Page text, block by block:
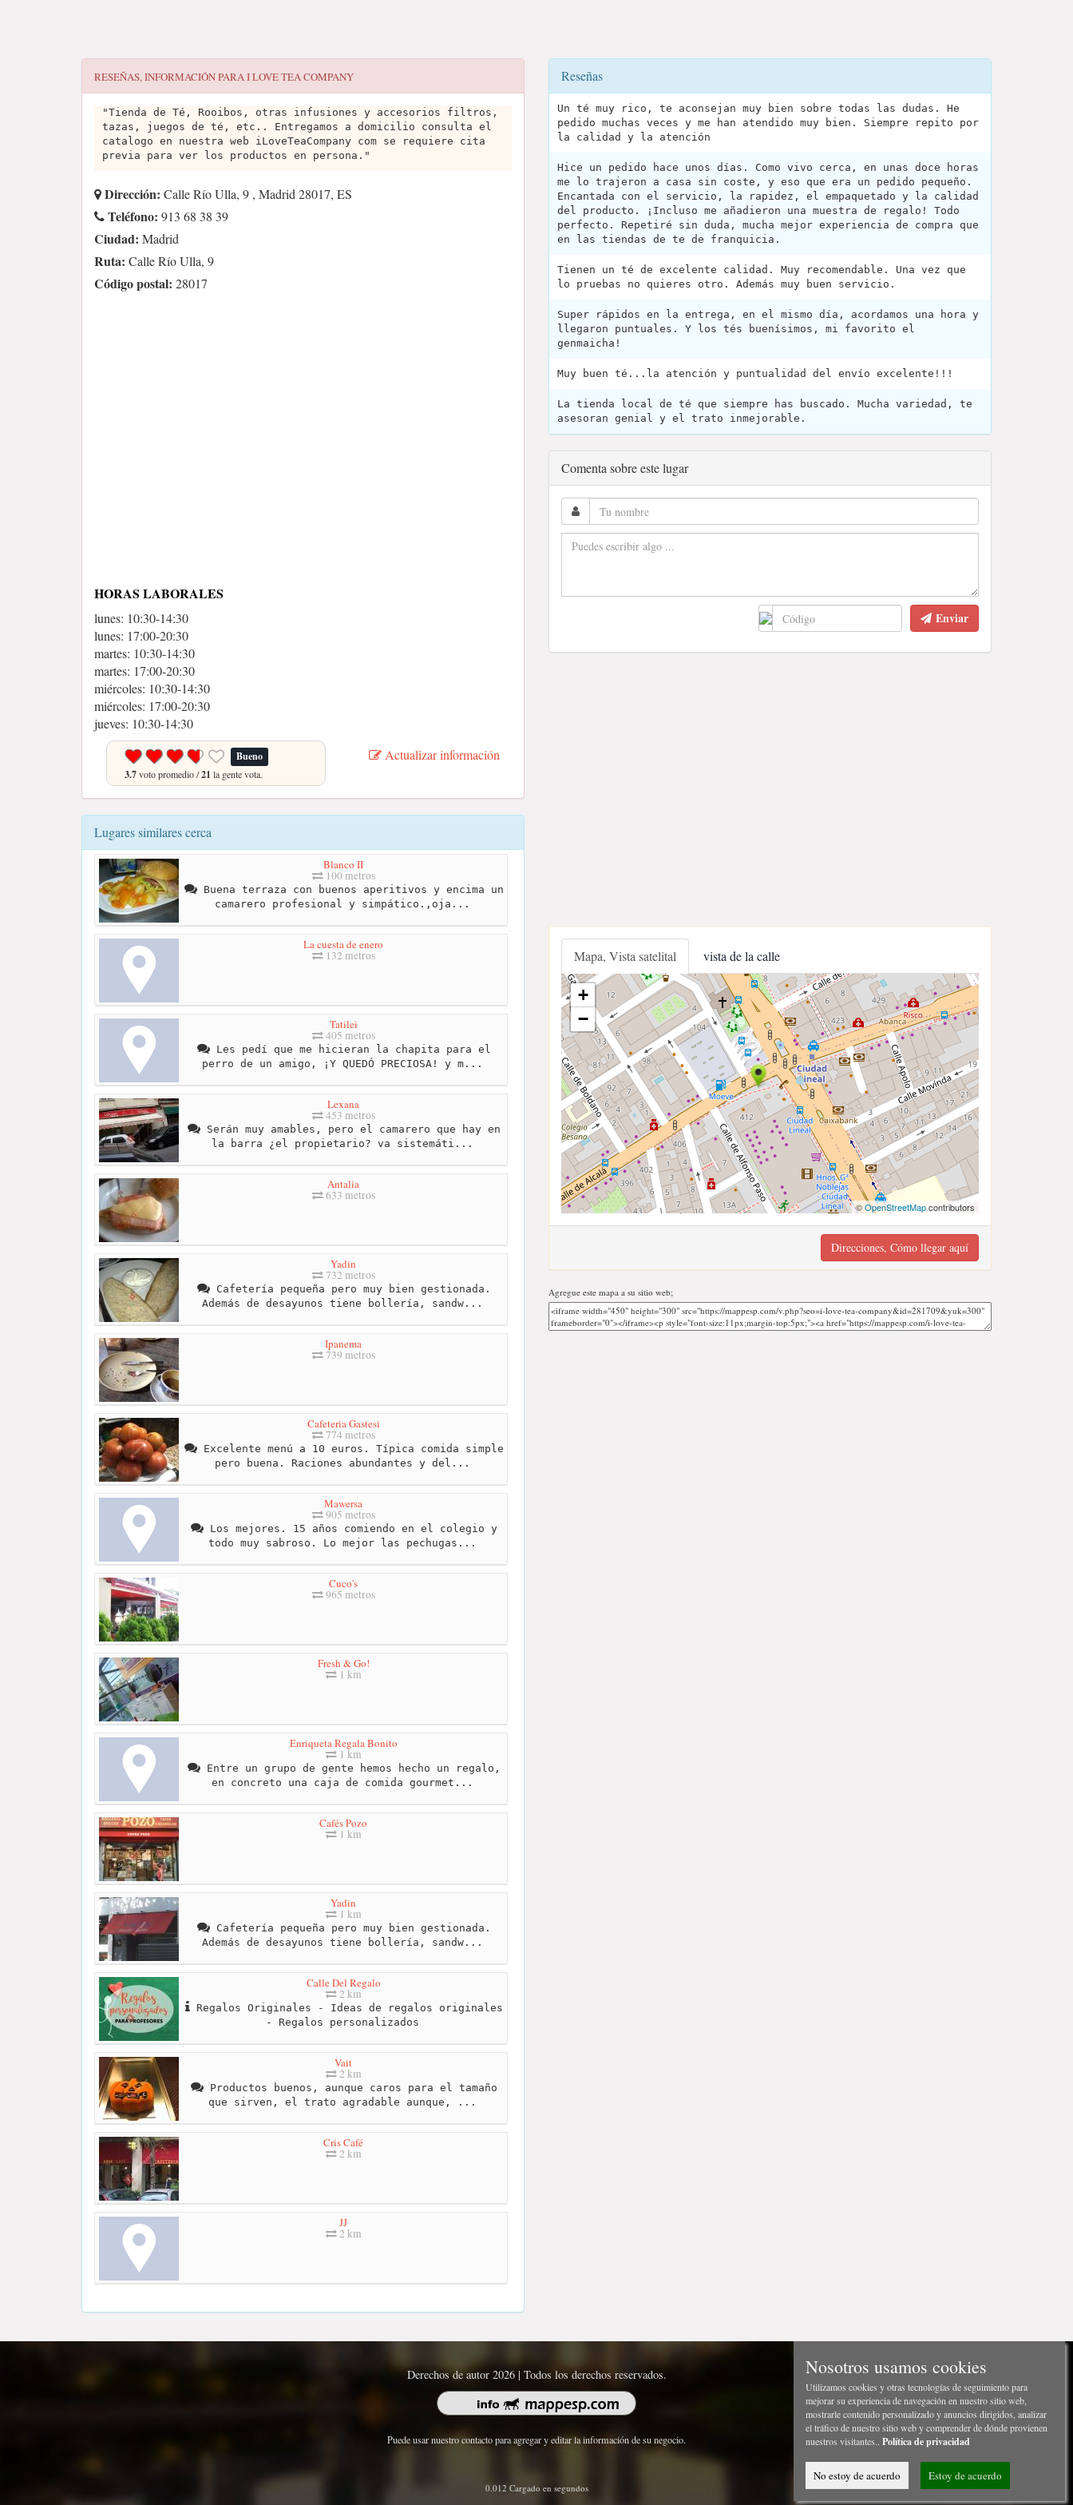
RESEÑAS, INFORMACIÓN PARAI LOVE TEA COMPANY
"Tienda de Té, Rooibos, otras infusiones y accesorios filtros,
tazas, juegos de té, etc.. Entregamos a domicilio consulta el
catalogo en nuestra web iLoveTeaCompany com se requiere cita
previa para ver los productos en persona."
Dirección: Calle Río Ulla, 9 , Madrid 28017, ES
Teléfono: 913 68 38 39
Ciudad: Madrid
Ruta: Calle Río Ulla, 9
Código postal: 28017
HORAS LABORALES
lunes: 10:30-14:30
lunes: 17:00-20:30
martes: 10:30-14:30
martes: 17:00-20:30
miércoles: 10:30-14:30
miércoles: 17:00-20:30
jueves: 10:30-14:30
Bueno
3.7voto promedio /21 la gente vota.
Actualizar información
Lugares similares cerca
Blanco II
100 metros
Buena terraza con buenos aperitivos y encima un
camarero profesional y simpático.,oja...
La cuesta de enero
132 metros
Tatilei
405 metros
Les pedí que me hicieran la chapita para el
perro de un amigo, ¡Y QUEDÓ PRECIOSA! y m...
Lexana
453 metros
Serán muy amables, pero el camarero que hay en
la barra ¿el propietario? va sistemáti...
Antalia
633 metros
Yadin
732 metros
Cafetería pequeña pero muy bien gestionada.
Además de desayunos tiene bollería, sandw...
Ipanema
739 metros
Cafeteria Gastesi
774 metros
Excelente menú a 10 euros. Típica comida simple
pero buena. Raciones abundantes y del...
Mawersa
905 metros
Los mejores. 15 años comiendo en el colegio y
todo muy sabroso. Lo mejor las pechugas...
Cuco's
965 metros
Fresh & Go!
1 km
Enriqueta Regala Bonito
1 km
Entre un grupo de gente hemos hecho un regalo,
en concreto una caja de comida gourmet...
Cafés Pozo
1 km
Yadin
1 km
Cafetería pequeña pero muy bien gestionada.
Además de desayunos tiene bollería, sandw...
Calle Del Regalo
2 km
Regalos Originales - Ideas de regalos originales
- Regalos personalizados
Vait
2 km
Productos buenos, aunque caros para el tamaño
que sirven, el trato agradable aunque, ...
Cris Café
2 km
JJ
2 km
Reseñas
Un té muy rico, te aconsejan muy bien sobre todas las dudas. He
pedido muchas veces y me han atendido muy bien. Siempre repito por
la calidad y la atención
Hice un pedido hace unos días. Como vivo cerca, en unas doce horas
me lo trajeron a casa sin coste, y eso que era un pedido pequeño.
Encantada con el servicio, la rapidez, el empaquetado y la calidad
del producto. ¡Incluso me añadieron una muestra de regalo! Todo
perfecto. Repetiré sin duda, mucha mejor experiencia de compra que
en las tiendas de te de franquicia.
Tienen un té de excelente calidad. Muy recomendable. Una vez que
lo pruebas no quieres otro. Además muy buen servicio.
Super rápidos en la entrega, en el mismo día, acordamos una hora y
llegaron puntuales. Y los tés buenísimos, mi favorito el
genmaicha!
Muy buen té...la atención y puntualidad del envío excelente!!!
La tienda local de té que siempre has buscado. Mucha variedad, te
asesoran genial y el trato inmejorable.
Comenta sobre este lugar
Enviar
Mapa, Vista satelital vista de la calle
+
−
©OpenStreetMapcontributors
Direcciones, Cómo llegar aquí
Agregue este mapa a su sitio web;
Derechos de autor 2026 | Todos los derechos reservados.
Puede usar nuestro contacto para agregar y editar la información de su negocio.
0.012 Cargado en segundos
Nosotros usamos cookies
Utilizamos cookies y otras tecnologías de seguimiento para
mejorar su experiencia de navegación en nuestro sitio web,
mostrarle contenido personalizado y anuncios dirigidos, analizar
el tráfico de nuestro sitio web y comprender de dónde provienen
nuestros visitantes.. Política de privacidad
No estoy de acuerdo Estoy de acuerdo